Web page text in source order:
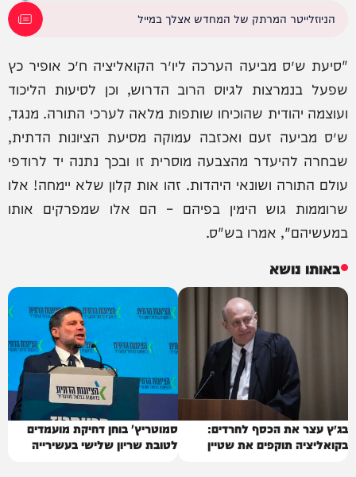
הניוזלייטר המרתק של המחדש אצלך במייל
"סיעת ש״ס מביעה הערכה ליו״ר הקואליציה ח״כ אופיר כץ
שפעל בנמרצות לגיוס הרוב הדרוש, וכן לסיעות הליכוד
ועוצמה יהודית שהוכיחו שותפות מלאה לערכי התורה. מנגד,
ש״ס מביעה זעם ואכזבה עמוקה מסיעת הציונות הדתית,
שבחרה להיעדר מהצבעה מוסרית זו ובכך נתנה יד לרודפי
עולם התורה ושונאי היהדות. זהו אות קלון שלא יימחה! אלו
שרוממות גוש הימין בפיהם – הם אלו שמפרקים אותו
במעשיהם", אמרו בש"ס.
באותו נושא
בג״ץ עצר את הכסף לחרדים:
בקואליציה תוקפים את שטיין
סמוטריץ' בוחן דחיקת מועמדים
לטובת שריון שלישי בעשירייה